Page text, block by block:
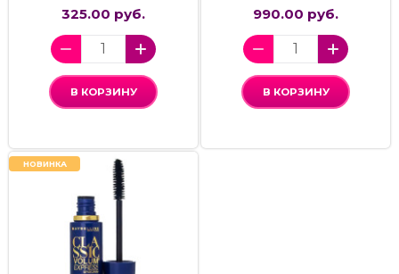
325.00 руб.
В КОРЗИНУ
990.00 руб.
В КОРЗИНУ
НОВИНКА